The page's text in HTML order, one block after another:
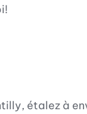
étalez à